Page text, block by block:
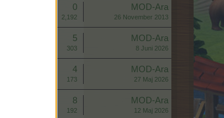
0
2,192
MOD-Ara
26 November 2013
5
303
MOD-Ara
8 Juni 2026
4
173
MOD-Ara
27 Maj 2026
8
192
MOD-Ara
12 Maj 2026